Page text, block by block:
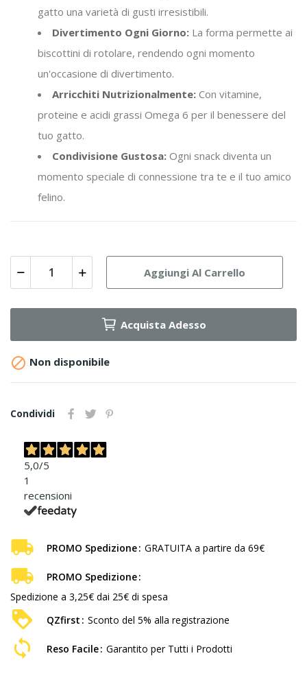
gatto una varietà di gusti irresistibili.
Divertimento Ogni Giorno: La forma permette ai
biscottini di rotolare, rendendo ogni momento
un'occasione di divertimento.
Arricchiti Nutrizionalmente: Con vitamine,
proteine e acidi grassi Omega 6 per il benessere del
tuo gatto.
Condivisione Gustosa: Ogni snack diventa un
momento speciale di connessione tra te e il tuo amico
felino.
Aggiungi Al Carrello
Acquista Adesso
 Non disponibile
Condividi
5,0/5
1
recensioni
PROMO Spedizione GRATUITA a partire da 69€
PROMO Spedizione
Spedizione a 3,25€ dai 25€ di spesa
QZfirst
Sconto del 5% alla registrazione
Reso Facile Garantito per Tutti i Prodotti